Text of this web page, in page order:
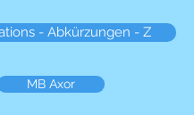
- Abkürzungen - Z
MB Axor